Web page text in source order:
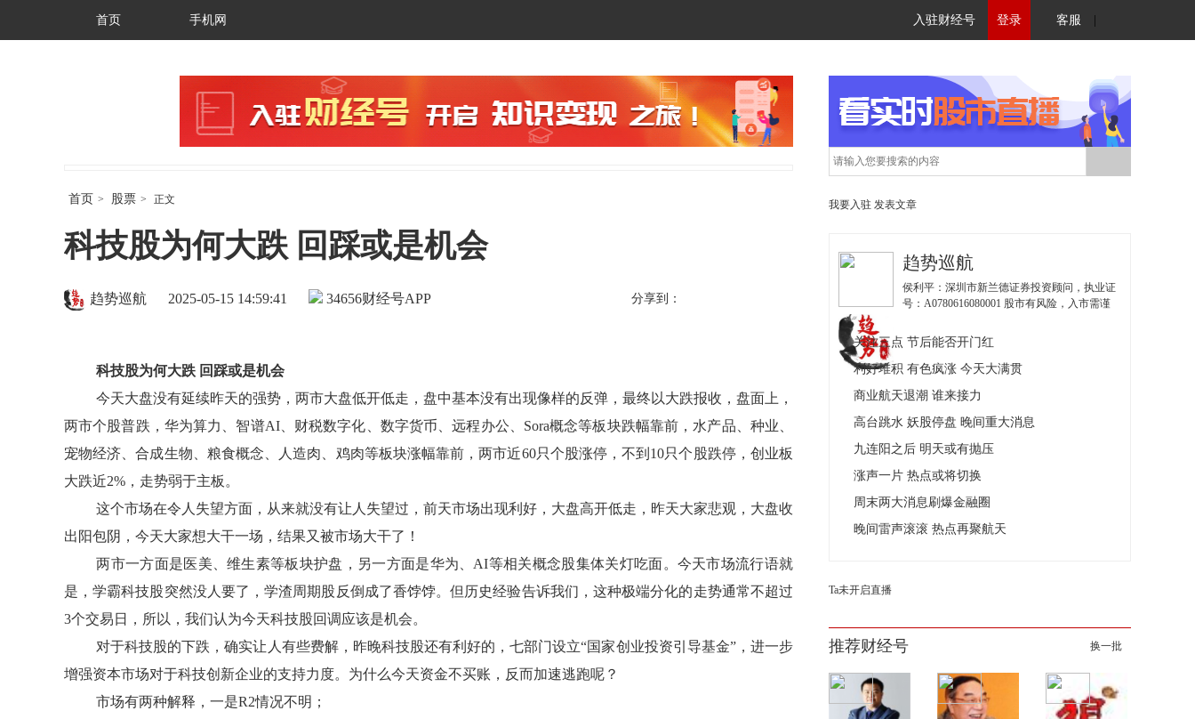
首页 手机网 入驻财经号 登录 客服
首页 > 股票 > 正文
科技股为何大跌 回踩或是机会
财经号APP
趋势巡航 2025-05-15 14:59:41 34656 分享到：
科技股为何大跌 回踩或是机会
今天大盘没有延续昨天的强势，两市大盘低开低走，盘中基本没有出现像样的反弹，最终以大跌报收，盘面上，
两市个股普跌，华为算力、智谱AI、财税数字化、数字货币、远程办公、Sora概念等板块跌幅靠前，水产品、种业、
宠物经济、合成生物、粮食概念、人造肉、鸡肉等板块涨幅靠前，两市近60只个股涨停，不到10只个股跌停，创业板
大跌近2%，走势弱于主板。
这个市场在令人失望方面，从来就没有让人失望过，前天市场出现利好，大盘高开低走，昨天大家悲观，大盘收
出阳包阴，今天大家想大干一场，结果又被市场大干了！
两市一方面是医美、维生素等板块护盘，另一方面是华为、AI等相关概念股集体关灯吃面。今天市场流行语就
是，学霸科技股突然没人要了，学渣周期股反倒成了香饽饽。但历史经验告诉我们，这种极端分化的走势通常不超过
3个交易日，所以，我们认为今天科技股回调应该是机会。
对于科技股的下跌，确实让人有些费解，昨晚科技股还有利好的，七部门设立“国家创业投资引导基金”，进一步
增强资本市场对于科技创新企业的支持力度。为什么今天资金不买账，反而加速逃跑呢？
市场有两种解释，一是R2情况不明；
我要入驻 发表文章
趋势巡航
侯利平：深圳市新兰德证券投资顾问，执业证
号：A0780616080001 股市有风险，入市需谨
2016年、2014年证券之星年度冠军；2016年网
易唯一财经网红；中国股市好榜样季军；首届
中国投顾大赛明星赛第二名。所有以我们名义
关注三点 节后能否开门红
利好堆积 有色疯涨 今天大满贯
商业航天退潮 谁来接力
高台跳水 妖股停盘 晚间重大消息
九连阳之后 明天或有抛压
涨声一片 热点或将切换
周末两大消息刷爆金融圈
晚间雷声滚滚 热点再聚航天
Ta未开启直播
推荐财经号 换一批